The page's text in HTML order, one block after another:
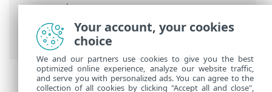
Prem>Úlohy>Klientske úlohy>
Vyžiadanie protokolu SysInspector (iba
Windows)
Your account, your cookies
choice
We and our partners use cookies to give you the best
optimized online experience, analyze our website traffic,
and serve you with personalized ads. You can agree to the
collection of all cookies by clicking "Accept all and close",